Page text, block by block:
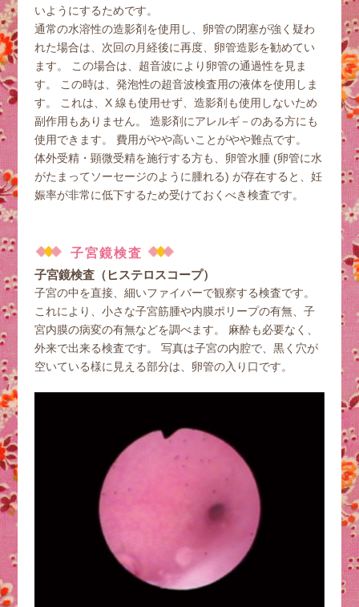
いようにするためです。
通常の水溶性の造影剤を使用し、卵管の閉塞が強く疑わ
れた場合は、次回の月経後に再度、卵管造影を勧めてい
ます。 この場合は、超音波により卵管の通過性を見ま
す。 この時は、発泡性の超音波検査用の液体を使用しま
す。 これは、X 線も使用せず、造影剤も使用しないため
副作用もありません。 造影剤にアレルギ－のある方にも
使用できます。 費用がやや高いことがやや難点です。
体外受精・顕微受精を施行する方も、卵管水腫 (卵管に水
がたまってソーセージのように腫れる) が存在すると、妊
娠率が非常に低下するため受けておくべき検査です。
子宮鏡検査
子宮鏡検査（ヒステロスコープ）
子宮の中を直接、細いファイバーで観察する検査です。
これにより、小さな子宮筋腫や内膜ポリープの有無、子
宮内膜の病変の有無などを調べます。 麻酔も必要なく、
外来で出来る検査です。 写真は子宮の内腔で、黒く穴が
空いている様に見える部分は、卵管の入り口です。